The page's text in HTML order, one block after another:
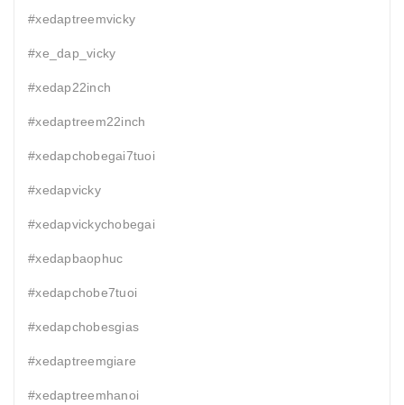
#xedaptreemvicky
#xe_dap_vicky
#xedap22inch
#xedaptreem22inch
#xedapchobegai7tuoi
#xedapvicky
#xedapvickychobegai
#xedapbaophuc
#xedapchobe7tuoi
#xedapchobesgias
#xedaptreemgiare
#xedaptreemhanoi